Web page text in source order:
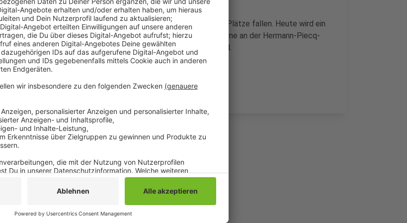
Etwa durch Äste oder ganze Bäume, die auf Straßen, Wege oder Plätze fallen. Heute wird ein
Baum am Schillerplatz gefällt. Ab Montag müssen zudem 15 Ahorne an der Hermann-Piecq-
Anlage gefällt werden, die an der Rußrindenkrankheit erkrankt sind.
Anzeige